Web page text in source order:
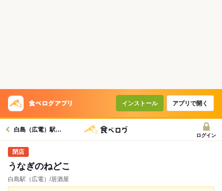
インストール アプリで開く
白島（広電）駅グルメへ
ログイン
うなぎのねどこ
白島駅（広電）/居酒屋